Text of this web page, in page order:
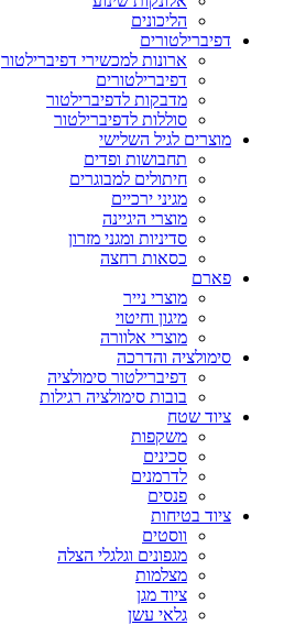
הליכונים
דפיברילטורים
ארונות למכשירי דפיברילטור
דפיברילטורים
מדבקות לדפיברילטור
סוללות לדפיברילטור
מוצרים לגיל השלישי
תחבושות ופדים
חיתולים למבוגרים
מגיני ירכיים
מוצרי היגיינה
סדיניות ומגני מזרון
כסאות רחצה
פארם
מוצרי נייר
מיגון וחיטוי
מוצרי אלוורה
סימולציה והדרכה
דפיברילטור סימולציה
בובות סימולציה רגילות
ציוד שטח
משקפות
סכינים
לדרמנים
פנסים
ציוד בטיחות
ווסטים
מגפונים וגלגלי הצלה
מצלמות
ציוד מגן
גלאי עשן